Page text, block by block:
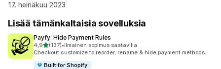
17. heinäkuu 2023
Lisää tämänkaltaisia sovelluksia
Payfy: Hide Payment Rules
4,9/ 5 tähteä
(137)
137 arvostelua yhteensä
•Ilmainen sopimus saatavilla
Checkout customize to reorder, rename & hide payment methods.
Built for Shopify